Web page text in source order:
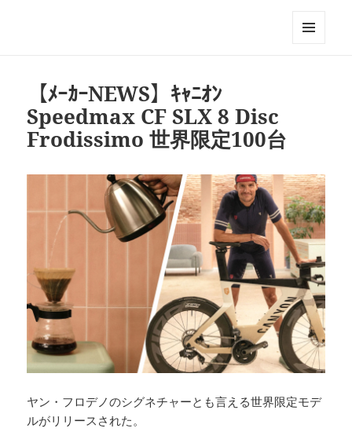
【ﾒｰｶｰNEWS】ｷｬﾆｵﾝ
Speedmax CF SLX 8 Disc
Frodissimo 世界限定100台
ヤン・フロデノのシグネチャーとも言える世界限定モデ
ルがリリースされた。